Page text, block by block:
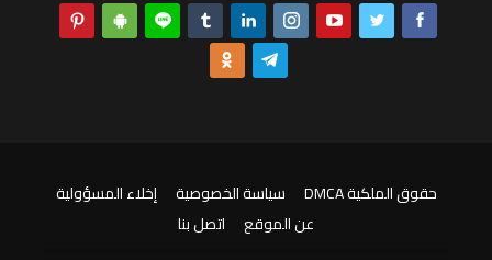
حقوق الملكية DMCA سياسة الخصوصية
إخلاء المسؤولية
عن الموقع
اتصل بنا